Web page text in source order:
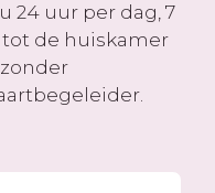
24 uur per dag, 7
de huiskamer